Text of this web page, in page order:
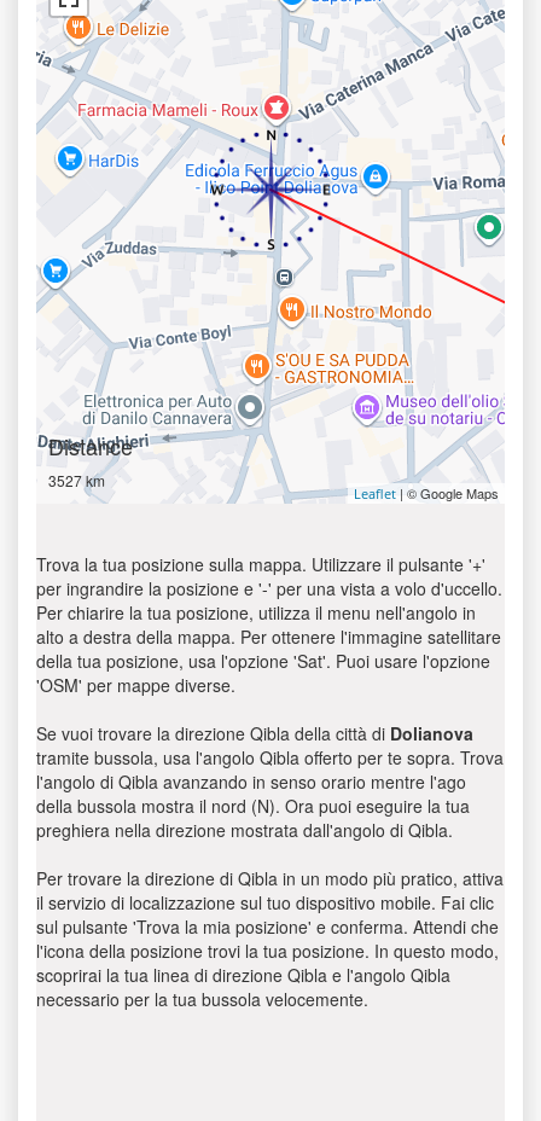
Distance
3527 km
Leaflet | © Google Maps
Trova la tua posizione sulla mappa. Utilizzare il pulsante '+'
per ingrandire la posizione e '-' per una vista a volo d'uccello.
Per chiarire la tua posizione, utilizza il menu nell'angolo in
alto a destra della mappa. Per ottenere l'immagine satellitare
della tua posizione, usa l'opzione 'Sat'. Puoi usare l'opzione
'OSM' per mappe diverse.
Se vuoi trovare la direzione Qibla della città di Dolianova
tramite bussola, usa l'angolo Qibla offerto per te sopra. Trova
l'angolo di Qibla avanzando in senso orario mentre l'ago
della bussola mostra il nord (N). Ora puoi eseguire la tua
preghiera nella direzione mostrata dall'angolo di Qibla.
Per trovare la direzione di Qibla in un modo più pratico, attiva
il servizio di localizzazione sul tuo dispositivo mobile. Fai clic
sul pulsante 'Trova la mia posizione' e conferma. Attendi che
l'icona della posizione trovi la tua posizione. In questo modo,
scoprirai la tua linea di direzione Qibla e l'angolo Qibla
necessario per la tua bussola velocemente.